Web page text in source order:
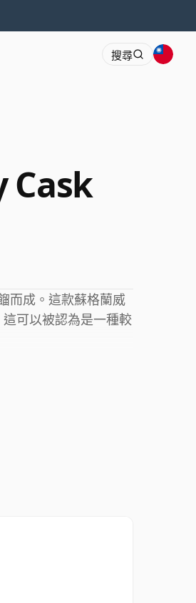
搜尋
Cask
而成。這款蘇格蘭威
可以被認為是一種較